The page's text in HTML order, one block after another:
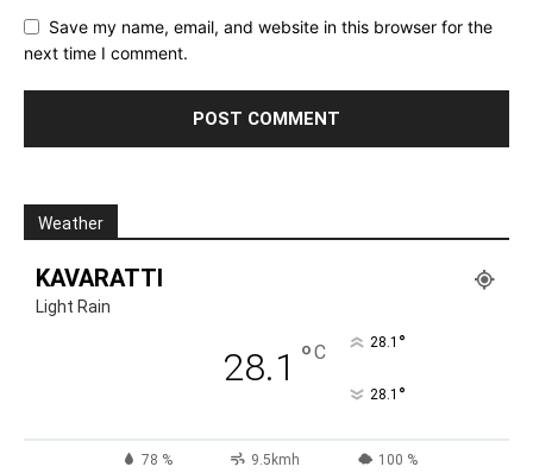
Save my name, email, and website in this browser for the
next time I comment.
Weather
KAVARATTI
Light Rain
28.1 °C 28.1 °
28.1 °
78 % 9.5kmh 100 %